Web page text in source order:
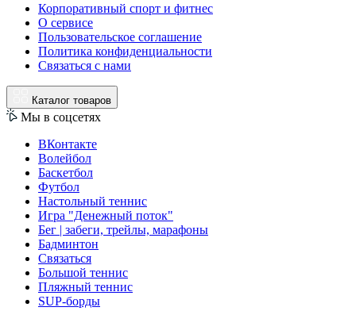
Корпоративный спорт и фитнес
О сервисе
Пользовательское соглашение
Политика конфиденциальности
Связаться с нами
Каталог товаров
Мы в соцсетях
ВКонтакте
Волейбол
Баскетбол
Футбол
Настольный теннис
Игра "Денежный поток"
Бег | забеги, трейлы, марафоны
Бадминтон
Связаться
Большой теннис
Пляжный теннис
SUP-борды